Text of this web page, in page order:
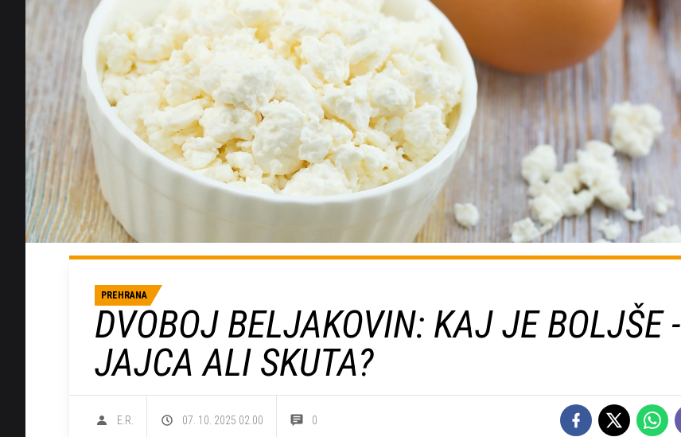
PREHRANA
DVOBOJ BELJAKOVIN: KAJ JE BOLJŠE -
JAJCA ALI SKUTA?
E.R. 07. 10. 2025 02.00 0